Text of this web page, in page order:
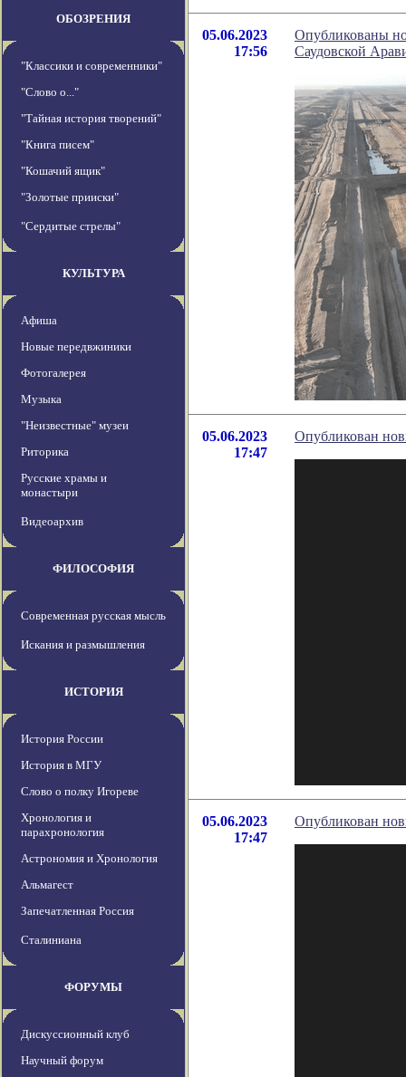
ОБОЗРЕНИЯ
"Классики и современники"
"Слово о..."
"Тайная история творений"
"Книга писем"
"Кошачий ящик"
"Золотые прииски"
"Сердитые стрелы"
КУЛЬТУРА
Афиша
Новые передвжиники
Фотогалерея
Музыка
"Неизвестные" музеи
Риторика
Русские храмы и
монастыри
Видеоархив
ФИЛОСОФИЯ
Современная русская мысль
Искания и размышления
ИСТОРИЯ
История России
История в МГУ
Слово о полку Игореве
Хронология и
парахронология
Астрономия и Хронология
Альмагест
Запечатленная Россия
Сталиниана
ФОРУМЫ
Дискуссионный клуб
Научный форум
05.06.2023
17:56
Опубликованы
Саудовской
05.06.2023
17:47
Опубликован
05.06.2023
17:47
Опубликован